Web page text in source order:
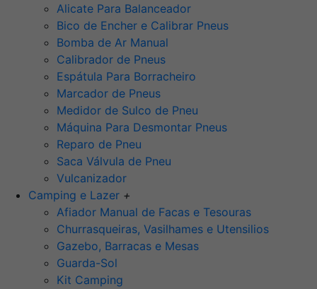
Alicate Para Balanceador
Bico de Encher e Calibrar Pneus
Bomba de Ar Manual
Calibrador de Pneus
Espátula Para Borracheiro
Marcador de Pneus
Medidor de Sulco de Pneu
Máquina Para Desmontar Pneus
Reparo de Pneu
Saca Válvula de Pneu
Vulcanizador
Camping e Lazer +
Afiador Manual de Facas e Tesouras
Churrasqueiras, Vasilhames e Utensilios
Gazebo, Barracas e Mesas
Guarda-Sol
Kit Camping